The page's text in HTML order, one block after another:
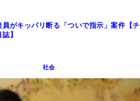
員がキッパリ断る「ついで指示」案件【チ
】
社会